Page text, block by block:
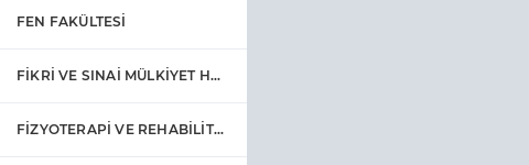
FEN FAKÜLTESİ
FİKRİ VE SINAİ MÜLKİYET HAKLARI DEĞERLENDİRME KURULU
FİZYOTERAPİ VE REHABİLİTASYON FAKÜLTESİ